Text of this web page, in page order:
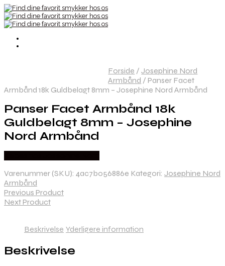
Forside / Josephine Nord
Armbånd / Panser Facet
Armbånd 18k Guldbelagt 8mm – Josephine Nord Armbånd
Panser Facet Armbånd 18k
Guldbelagt 8mm – Josephine
Nord Armbånd
Varenummer (SKU): 4ac7b056886e Kategori: Josephine Nord
Armbånd
Previous Product
Next Product
Beskrivelse Yderligere information
Beskrivelse